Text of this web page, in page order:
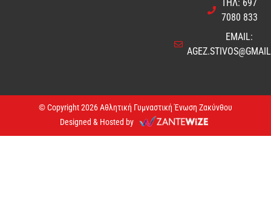
ΤΗΛ: 697
7080 833
EMAIL:
© Copyright 2026 Αθλητική Γυμναστική Ένωση Ζακύνθου
Designed & Hosted by